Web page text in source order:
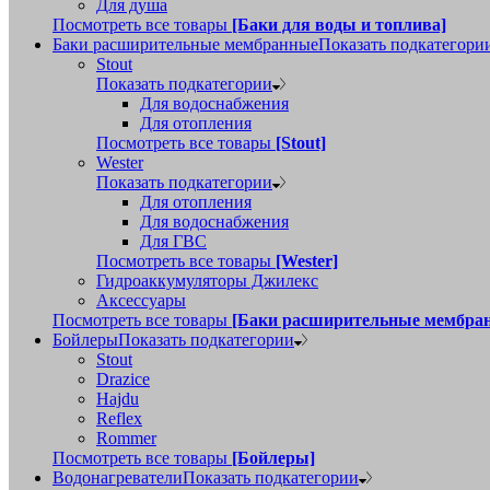
Для душа
Посмотреть все товары [Баки для воды и топлива]
Баки расширительные мембранныеПоказать
Stout
Показать подкатегории
Для водоснабжения
Для отопления
Посмотреть все товары [Stout]
Wester
Показать подкатегории
Для отопления
Для водоснабжения
Для ГВС
Посмотреть все товары [Wester]
Гидроаккумуляторы Джилекс
Аксессуары
Посмотреть все товары [Баки расширительные
БойлерыПоказать подкатегории
Stout
Drazice
Hajdu
Reflex
Rommer
Посмотреть все товары [Бойлеры]
ВодонагревателиПоказать подкатегории